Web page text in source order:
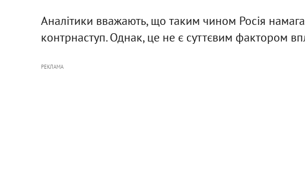
Аналітики вважають, що таким чином Росія
контрнаступ. Однак, це не є суттєвим фактором
РЕКЛАМА